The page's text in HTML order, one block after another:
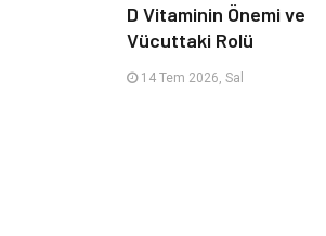
D Vitaminin Önemi ve
Vücuttaki Rolü
14 Tem 2026, Sal